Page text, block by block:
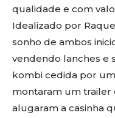
qualidade e com
Idealizado por
sonho de ambos
vendendo lanches e
kombi cedida por
montaram um trailer
alugaram a casinha